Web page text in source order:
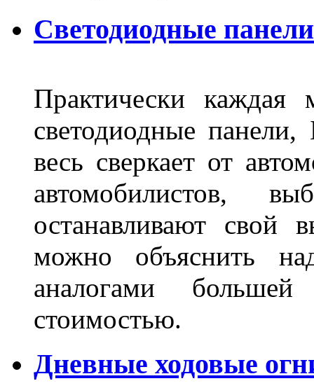
Светодиодные
Практически каждая
светодиодные
весь сверкает от
автомобилистов,
останавливают
можно объяснить
аналогами
стоимостью.
Дневные ходовые